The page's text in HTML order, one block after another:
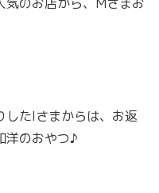
したIさまからは、お返
洋のおやつ♪